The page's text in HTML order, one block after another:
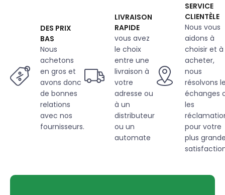
jungle
gris
DES PRIX
BAS
Nous
achetons
en gros et
avons donc
de bonnes
relations
avec nos
fournisseurs.
LIVRAISON
RAPIDE
vous avez
le choix
entre une
livraison à
votre
adresse ou
à un
distributeur
ou un
automate
SERVICE
CLIENTÈLE
Nous vous
aidons à
choisir et à
acheter,
nous
résolvons
échanges
les
pour votre
plus